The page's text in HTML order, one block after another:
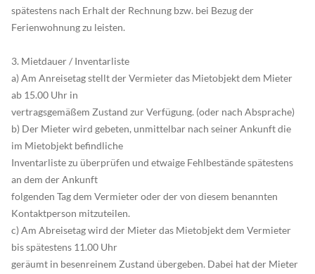
spätestens nach Erhalt der Rechnung bzw. bei Bezug der
Ferienwohnung zu leisten.
3. Mietdauer / Inventarliste
a) Am Anreisetag stellt der Vermieter das Mietobjekt dem Mieter
ab 15.00 Uhr in
vertragsgemäßem Zustand zur Verfügung. (oder nach Absprache)
b) Der Mieter wird gebeten, unmittelbar nach seiner Ankunft die
im Mietobjekt befindliche
Inventarliste zu überprüfen und etwaige Fehlbestände spätestens
an dem der Ankunft
folgenden Tag dem Vermieter oder der von diesem benannten
Kontaktperson mitzuteilen.
c) Am Abreisetag wird der Mieter das Mietobjekt dem Vermieter
bis spätestens 11.00 Uhr
geräumt in besenreinem Zustand übergeben. Dabei hat der Mieter